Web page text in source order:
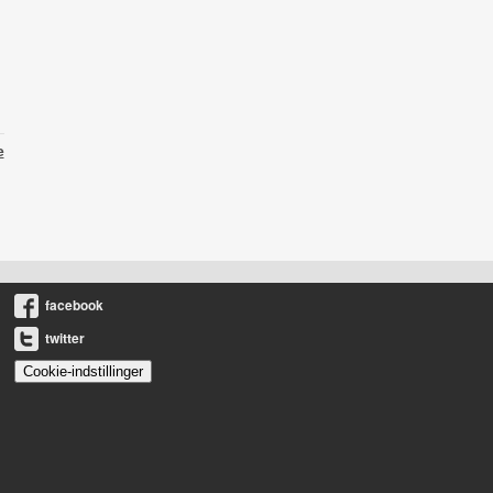
facebook
twitter
Cookie-indstillinger